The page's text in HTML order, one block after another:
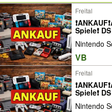
Merkliste
Nachrichten
Anzeige aufgeben
Freital
Spiele❗
N64 |
Nintendo
VB
Freital
Spiele❗
N64 |
Nintendo